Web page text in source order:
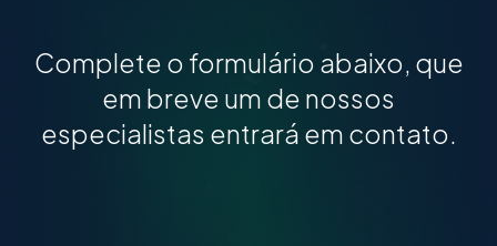
Complete o formulário abaixo, que
em breve um de nossos
especialistas entrará em contato.